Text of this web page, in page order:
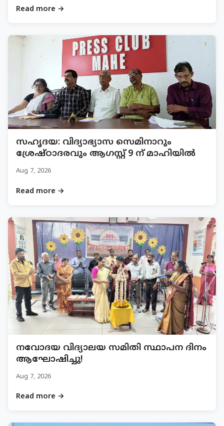
Read more →
സഹൃദയ: വിദ്യാഭ്യാസ സെമിനാറും
ശ്രേഷ്ഠാദരവും ആഗസ്റ്റ് 9 ന് മാഹിയിൽ
Aug 7, 2026
Read more →
നവോദയ വിദ്യാലയ സമിതി സ്ഥാപന ദിനം
ആഘോഷിച്ചു!
Aug 7, 2026
Read more →